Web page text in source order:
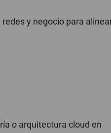
y negocio para
o arquitectura cloud en